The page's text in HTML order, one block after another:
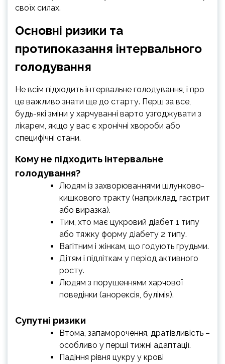
своїх силах.
Основні ризики та
протипоказання інтервального
голодування
Не всім підходить інтервальне голодування, і про
це важливо знати ще до старту. Перш за все,
будь-які зміни у харчуванні варто узгоджувати з
лікарем, якщо у вас є хронічні хвороби або
специфічні стани.
Кому не підходить інтервальне
голодування?
Людям із захворюваннями шлунково-
кишкового тракту (наприклад, гастрит
або виразка).
Тим, хто має цукровий діабет 1 типу
або тяжку форму діабету 2 типу.
Вагітним і жінкам, що годують грудьми.
Дітям і підліткам у період активного
росту.
Людям з порушеннями харчової
поведінки (анорексія, булімія).
Супутні ризики
Втома, запаморочення, дратівливість –
особливо у перші тижні адаптації.
Падіння рівня цукру у крові